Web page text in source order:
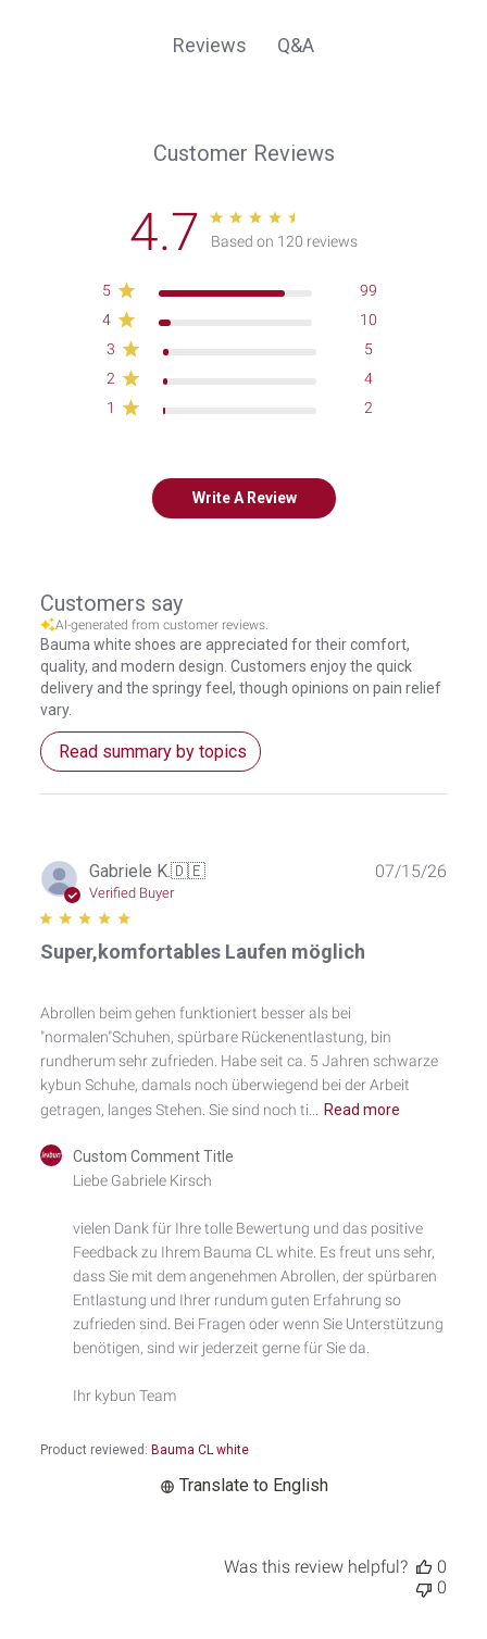
Reviews Q&A
Customer Reviews
4.7 Based on 120 reviews
5
99
4
10
3
5
2
4
1
2
Write A Review
Customers say
AI-generated from customer reviews.
Bauma white shoes are appreciated for their comfort,
quality, and modern design. Customers enjoy the quick
delivery and the springy feel, though opinions on pain relief
vary.
Read summary by topics
Gabriele K.🇩🇪
Verified Buyer
Super,komfortables Laufen möglich
Abrollen beim gehen funktioniert besser als bei
"normalen"Schuhen, spürbare Rückenentlastung, bin
rundherum sehr zufrieden. Habe seit ca. 5 Jahren schwarze
kybun Schuhe, damals noch überwiegend bei der Arbeit
getragen, langes Stehen. Sie sind noch ti...
Read more
Product reviewed: Bauma CL white
Comments
Review
Custom
Comment
2026
Custom Comment Title
Liebe Gabriele Kirsch
vielen Dank für Ihre tolle Bewertung und das positive
Feedback zu Ihrem Bauma CL white. Es freut uns sehr,
dass Sie mit dem angenehmen Abrollen, der spürbaren
Entlastung und Ihrer rundum guten Erfahrung so
zufrieden sind. Bei Fragen oder wenn Sie Unterstützung
benötigen, sind wir jederzeit gerne für Sie da.
Ihr kybun Team
Translate to English
07/15/26
Was this review helpful?
0
0